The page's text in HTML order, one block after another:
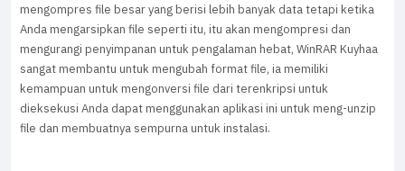
mengompres file besar yang berisi lebih banyak data tetapi ketika
Anda mengarsipkan file seperti itu, itu akan mengompresi dan
mengurangi penyimpanan untuk pengalaman hebat, WinRAR Kuyhaa
sangat membantu untuk mengubah format file, ia memiliki
kemampuan untuk mengonversi file dari terenkripsi untuk
dieksekusi Anda dapat menggunakan aplikasi ini untuk meng-unzip
file dan membuatnya sempurna untuk instalasi.